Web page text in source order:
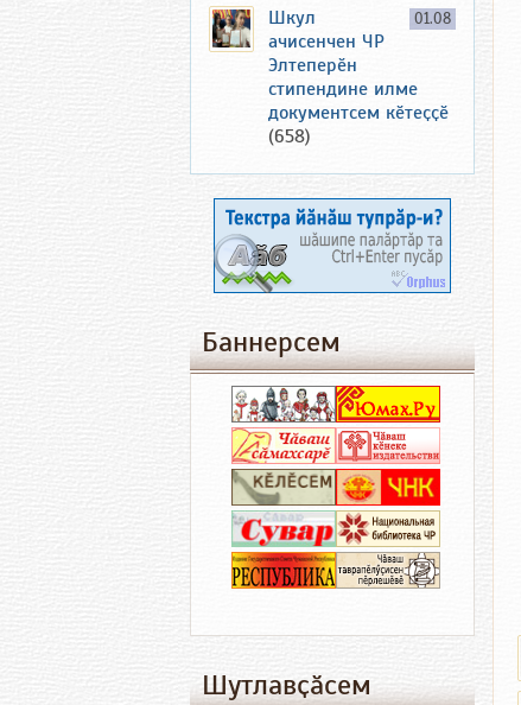
01.08
Шкул
ачисенчен ЧР
Элтеперӗн
стипендине илме
документсем кӗтеҫҫӗ
(658)
Баннерсем
Шутлавҫӑсем